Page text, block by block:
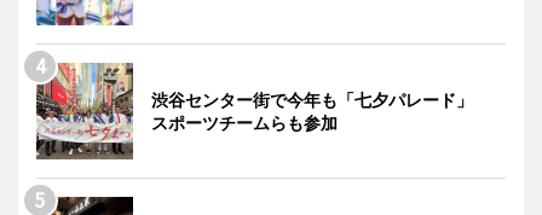
渋谷センター街で今年も「七夕パレード」
スポーツチームらも参加